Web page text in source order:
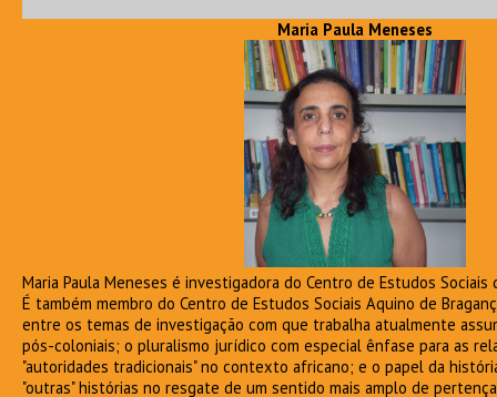
Maria Paula Meneses
Maria Paula Meneses é investigadora do Centro de Estudos Sociais
É também membro do Centro de Estudos Sociais Aquino de
entre os temas de investigação com que trabalha atualmente
pós-coloniais; o pluralismo jurídico com especial ênfase para as
"autoridades tradicionais" no contexto africano; e o papel da
"outras" histórias no resgate de um sentido mais amplo de